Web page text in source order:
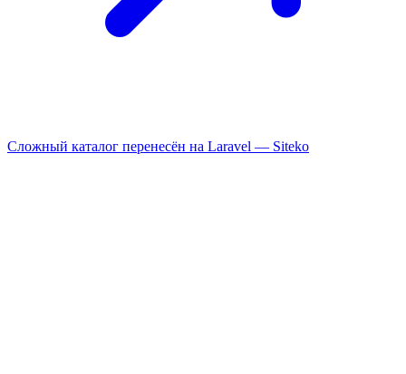
Сложный каталог перенесён на Laravel — Siteko